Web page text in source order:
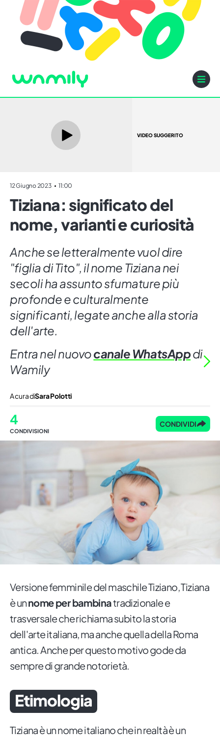
VIDEO SUGGERITO
12 Giugno 2023 11:00
Tiziana: significato del
nome, varianti e curiosità
Anche se letteralmente vuol dire
"figlia di Tito", il nome Tiziana nei
secoli ha assunto sfumature più
profonde e culturalmente
significanti, legate anche alla storia
dell'arte.
Entra nel nuovocanale WhatsAppdi
Wamily
A cura diSara Polotti
4
CONDIVISIONI
CONDIVIDI
Versione femminile del maschile Tiziano, Tiziana
è unnome per bambinatradizionale e
trasversale che richiama subito la storia
dell'arte italiana, ma anche quella della Roma
antica. Anche per questo motivo gode da
sempre di grande notorietà.
Etimologia
Tiziana è un nome italiano che in realtà è un